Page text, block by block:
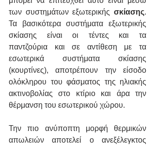
των συστημάτων εξωτερικής σκίασης.
Τα βασικότερα συστήματα εξωτερικής
σκίασης είναι οι τέντες και τα
παντζούρια και σε αντίθεση με τα
εσωτερικά συστήματα σκίασης
(κουρτίνες), αποτρέπουν την είσοδο
ολόκληρου του φάσματος της ηλιακής
ακτινοβολίας στο κτίριο και άρα την
θέρμανση του εσωτερικού χώρου.
Την πιο ανύποπτη μορφή θερμικών
απωλειών αποτελεί ο ανεξέλεγκτος